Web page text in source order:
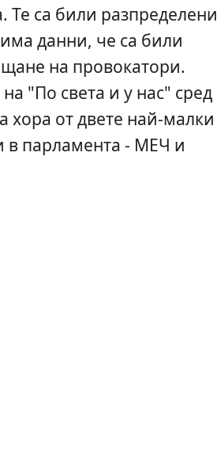
Те са били разпределени
данни, че са били
на провокатори.
"По света и у нас" сред
хора от двете най-малки
в парламента - МЕЧ и